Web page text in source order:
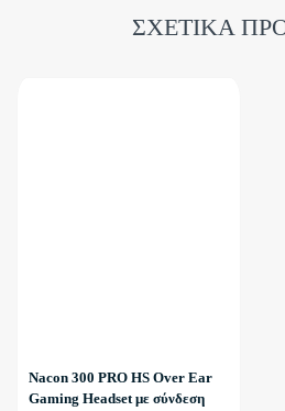
ΣΧΕΤΙΚΑ
Nacon 300 PRO HS Over Ear
Gaming Headset με σύνδεση